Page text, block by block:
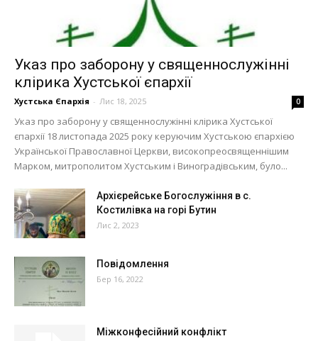
Указ про заборону у священнослужінні
клірика Хустської єпархії
Хустська Єпархія - Лис 18, 2025 0
Указ про заборону у священнослужінні клірика Хустської
єпархії 18 листопада 2025 року керуючим Хустською єпархією
Української Православної Церкви, високопреосвященнішим
Марком, митрополитом Хустським і Виноградівським, було...
Архієрейське Богослужіння в с.
Костилівка на горі Бутин
Лис 2, 2023
Повідомлення
Бер 16, 2022
Міжконфесійний конфлікт